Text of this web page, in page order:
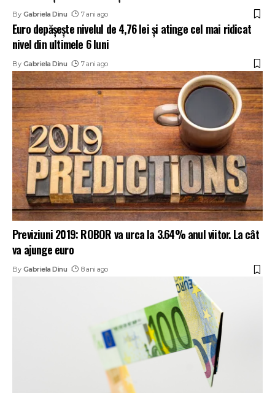
By Gabriela Dinu 7 ani ago
Euro depăşeşte nivelul de 4,76 lei şi atinge cel mai ridicat
nivel din ultimele 6 luni
By Gabriela Dinu 7 ani ago
Previziuni 2019: ROBOR va urca la 3.64% anul viitor. La cât
va ajunge euro
By Gabriela Dinu 8 ani ago